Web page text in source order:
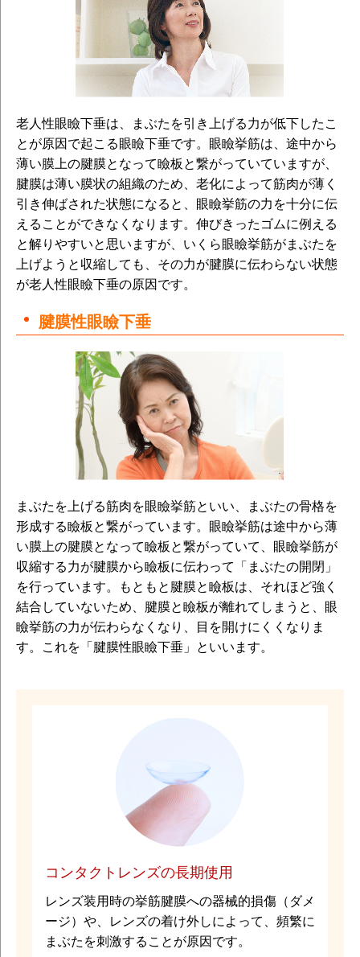
老人性眼瞼下垂は、まぶたを引き上げる力が低下したこ
とが原因で起こる眼瞼下垂です。眼瞼挙筋は、途中から
薄い膜上の腱膜となって瞼板と繋がっていていますが、
腱膜は薄い膜状の組織のため、老化によって筋肉が薄く
引き伸ばされた状態になると、眼瞼挙筋の力を十分に伝
えることができなくなります。伸びきったゴムに例える
と解りやすいと思いますが、いくら眼瞼挙筋がまぶたを
上げようと収縮しても、その力が腱膜に伝わらない状態
が老人性眼瞼下垂の原因です。
腱膜性眼瞼下垂
まぶたを上げる筋肉を眼瞼挙筋といい、まぶたの骨格を
形成する瞼板と繋がっています。眼瞼挙筋は途中から薄
い膜上の腱膜となって瞼板と繋がっていて、眼瞼挙筋が
収縮する力が腱膜から瞼板に伝わって「まぶたの開閉」
を行っています。もともと腱膜と瞼板は、それほど強く
結合していないため、腱膜と瞼板が離れてしまうと、眼
瞼挙筋の力が伝わらなくなり、目を開けにくくなりま
す。これを「腱膜性眼瞼下垂」といいます。
コンタクトレンズの長期使用
レンズ装用時の挙筋腱膜への器械的損傷（ダメ
ージ）や、レンズの着け外しによって、頻繁に
まぶたを刺激することが原因です。